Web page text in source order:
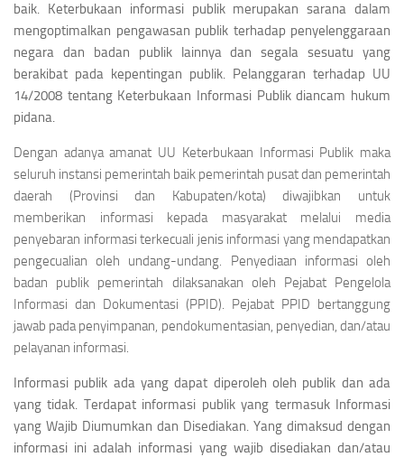
baik. Keterbukaan informasi publik merupakan sarana dalam
mengoptimalkan pengawasan publik terhadap penyelenggaraan
negara dan badan publik lainnya dan segala sesuatu yang
berakibat pada kepentingan publik. Pelanggaran terhadap UU
14/2008 tentang Keterbukaan Informasi Publik diancam hukum
pidana.
Dengan adanya amanat UU Keterbukaan Informasi Publik maka
seluruh instansi pemerintah baik pemerintah pusat dan pemerintah
daerah (Provinsi dan Kabupaten/kota) diwajibkan untuk
memberikan informasi kepada masyarakat melalui media
penyebaran informasi terkecuali jenis informasi yang mendapatkan
pengecualian oleh undang-undang. Penyediaan informasi oleh
badan publik pemerintah dilaksanakan oleh Pejabat Pengelola
Informasi dan Dokumentasi (PPID). Pejabat PPID bertanggung
jawab pada penyimpanan, pendokumentasian, penyedian, dan/atau
pelayanan informasi.
Informasi publik ada yang dapat diperoleh oleh publik dan ada
yang tidak. Terdapat informasi publik yang termasuk Informasi
yang Wajib Diumumkan dan Disediakan. Yang dimaksud dengan
informasi ini adalah informasi yang wajib disediakan dan/atau